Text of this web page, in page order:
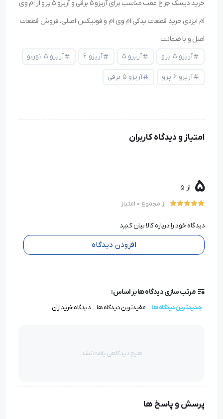
خرید دیسک چرخ عقب مناسب برای آریزو ۵ برقی و آریزو ۵ پرو از ام وی
ام ایزدی خرید قطعات یدکی ام وی ام و فونیکس اصلی. فروش قطعات
اصل و با ضمانت.
آریزو ۵ پرو
آریزو ۵ آریزو ۶ آریزو ۵ توربو
آریزو ۶ پرو آریزو ۵ برقی
امتیاز و دیدگاه کاربران
5 از 5
از مجموع 0 امتیاز
دیدگاه خود را درباره کالا بیان کنید
افزودن دیدگاه
مرتب سازی دیدگاه ها بر اساس:
جدیدترین دیدگاه ها مفیدترین دیدگاه ها دیدگاه خریداران
هیچ دیدگاهی یافت نشد
پرسش و پاسخ ها